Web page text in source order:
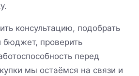
консультацию, подобрать
бюджет, проверить
перед
мы остаёмся на связи и